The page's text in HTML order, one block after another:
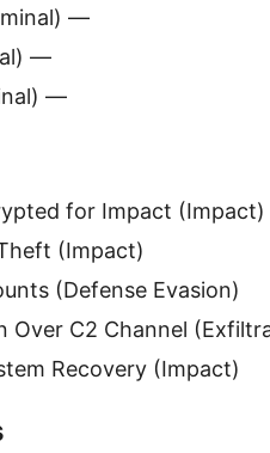
—
—
—
for Impact (Impact)
(Impact)
(Defense Evasion)
C2 Channel
Recovery (Impact)